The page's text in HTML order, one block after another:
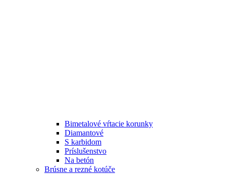
Bimetalové vŕtacie korunky
Diamantové
S karbidom
Príslušenstvo
Na betón
Brúsne a rezné kotúče